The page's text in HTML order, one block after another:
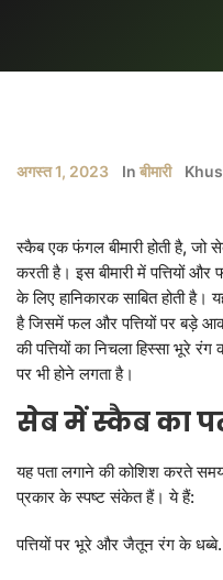
ब्लॉग
सर्वे
अवसर
मौसम
सरकारी
गैलरी
LOGIN
हिन्दी
अगस्त 1, 2023 In बीमारी
स्कैब एक फंगल बीमारी होती है, जो
करती है। इस बीमारी में पत्तियों
के लिए हानिकारक साबित होती
है जिसमें फल और पत्तियों पर बड़े
की पत्तियों का निचला हिस्सा भूरे
पर भी होने लगता है।
सेब में स्कैब का
यह पता लगाने की कोशिश करते
प्रकार के स्पष्ट संकेत हैं। ये हैं:
पत्तियों पर भूरे और जैतून रंग के धब्बे.